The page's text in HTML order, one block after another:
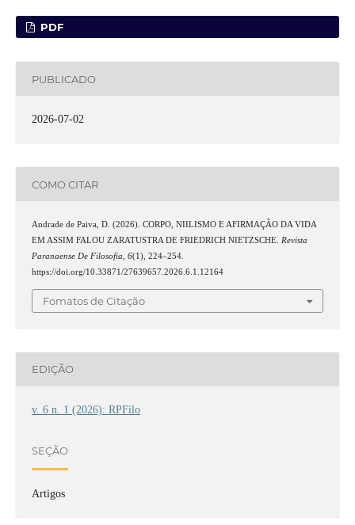
PDF
PUBLICADO
2026-07-02
COMO CITAR
Andrade de Paiva, D. (2026). CORPO, NIILISMO E AFIRMAÇÃO DA VIDA
EM ASSIM FALOU ZARATUSTRA DE FRIEDRICH NIETZSCHE. Revista
Paranaense De Filosofia
6(1), 224–254.
https://doi.org/10.33871/27639657.2026.6.1.12164
Fomatos de Citação
EDIÇÃO
v. 6 n. 1 (2026): RPFilo
SEÇÃO
Artigos